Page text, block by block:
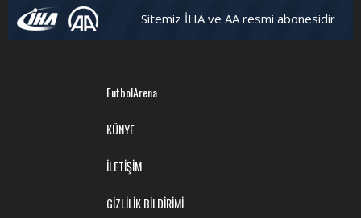
Sitemiz İHA ve AA resmi abonesidir
FutbolArena
KÜNYE
İLETİŞİM
GİZLİLİK BİLDİRİMİ